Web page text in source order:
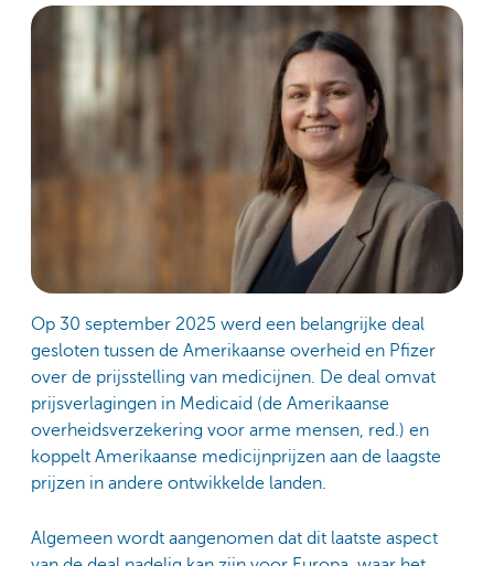
Op 30 september 2025 werd een belangrijke deal
gesloten tussen de Amerikaanse overheid en Pfizer
over de prijsstelling van medicijnen. De deal omvat
prijsverlagingen in Medicaid (de Amerikaanse
overheidsverzekering voor arme mensen, red.) en
koppelt Amerikaanse medicijnprijzen aan de laagste
prijzen in andere ontwikkelde landen.
Algemeen wordt aangenomen dat dit laatste aspect